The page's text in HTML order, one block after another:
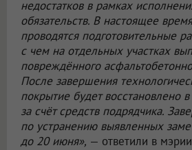
недостатков в рамках
обязательств. В настоящее
проводятся подготовительные
с чем на отдельных участках
повреждённого
После завершения
покрытие будет восстановлено
за счёт средств подрядчика.
по устранению выявленных
до 20 июня», — ответили в